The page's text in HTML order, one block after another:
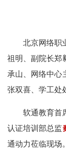
北京网络职
祖明、副院长郑
承山、网络中心
张双喜、学工处
软通教育首
认证培训部总监
通动力莅临现场。